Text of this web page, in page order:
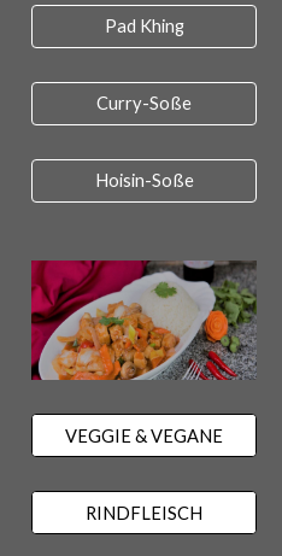
Pad Khing
Curry-Soße
Hoisin-Soße
VEGGIE & VEGANE
RINDFLEISCH